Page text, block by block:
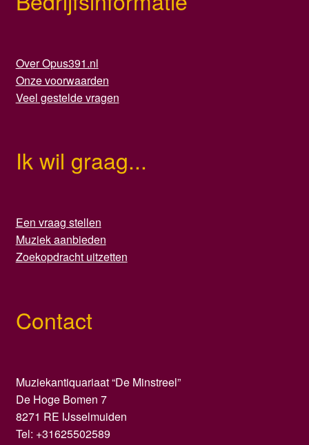
Over Opus391.nl
Onze voorwaarden
Veel gestelde vragen
Ik wil graag...
Een vraag stellen
Muziek aanbieden
Zoekopdracht uitzetten
Contact
Muziekantiquariaat “De Minstreel”
De Hoge Bomen 7
8271 RE IJsselmuiden
Tel: +31625502589